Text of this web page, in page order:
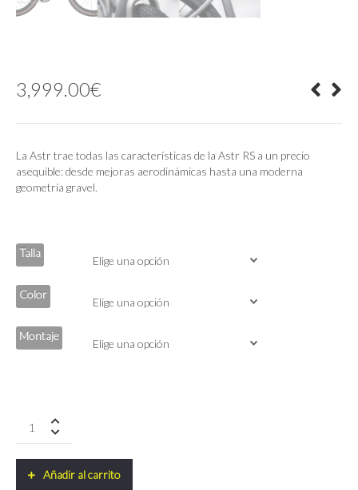
3,999.00€
La Astr trae todas las características de la Astr RS a un precio
asequible: desde mejoras aerodinámicas hasta una moderna
geometría gravel.
Talla
Color
Montaje
ASTR
XPLR
Añadir al carrito